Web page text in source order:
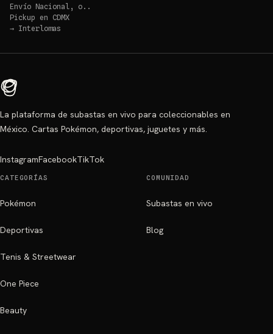
Envío Nacional, o..
Pickup en CDMX
→ Interlomas
La plataforma de subastas en vivo para coleccionables en
México. Cartas Pokémon, deportivas, juguetes y más.
InstagramFacebookTikTok
CATEGORÍAS
Pokémon
Deportivas
Tenis & Streetwear
One Piece
Beauty
COMUNIDAD
Subastas en vivo
Blog